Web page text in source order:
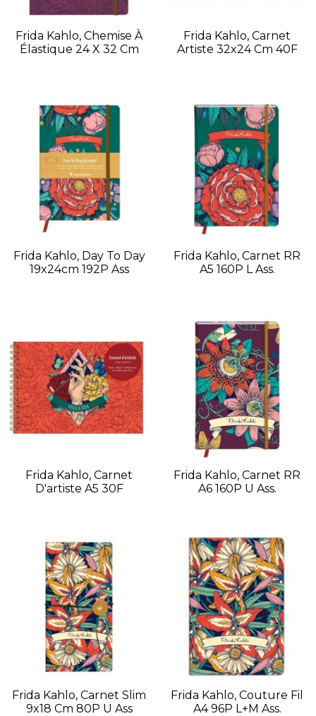
Frida Kahlo, Chemise À
Élastique 24 X 32 Cm
Frida Kahlo, Carnet
Artiste 32x24 Cm 40F
Frida Kahlo, Day To Day
19x24cm 192P Ass
Frida Kahlo, Carnet RR
A5 160P L Ass.
Frida Kahlo, Carnet
D'artiste A5 30F
Frida Kahlo, Carnet RR
A6 160P U Ass.
Frida Kahlo, Carnet Slim
9x18 Cm 80P U Ass
Frida Kahlo, Couture Fil
A4 96P L+M Ass.